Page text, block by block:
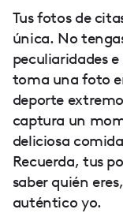
Tus fotos de
única. No
peculiaridades
toma una foto
deporte
captura un
deliciosa
Recuerda, tus
saber quién
auténtico yo.